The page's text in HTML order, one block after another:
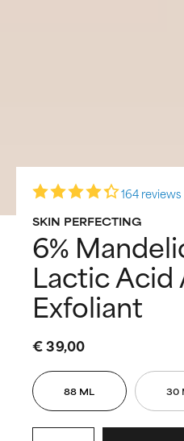
164 reviews
SKIN PERFECTING
6%
Lactic Acid
Exfoliant
€ 39,00
88 ML 30